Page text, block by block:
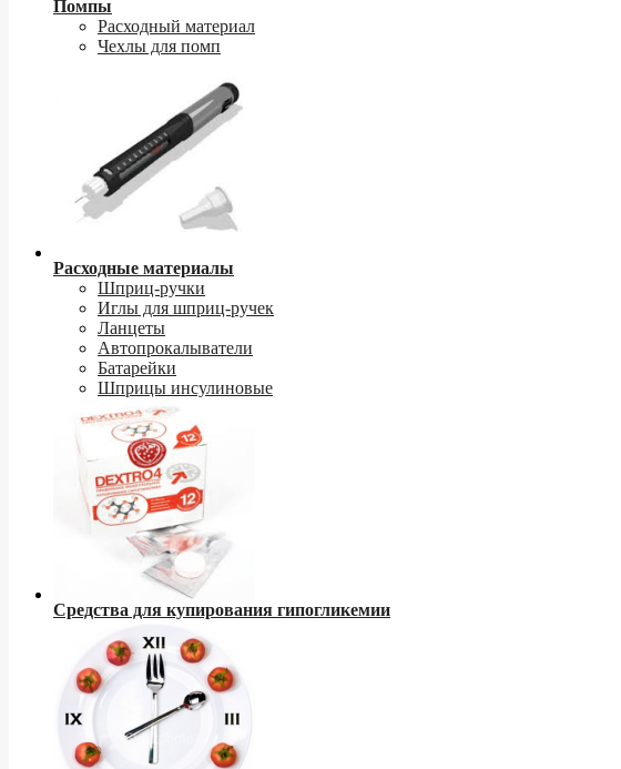
Помпы
Расходный материал
Чехлы для помп
Расходные материалы
Шприц-ручки
Иглы для шприц-ручек
Ланцеты
Автопрокалыватели
Батарейки
Шприцы инсулиновые
Средства для купирования гипогликемии